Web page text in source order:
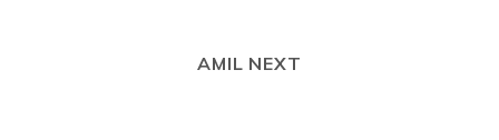
AMIL NEXT